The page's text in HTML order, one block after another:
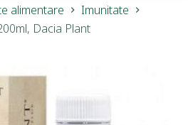
alimentare
Imunitate
Dacia Plant